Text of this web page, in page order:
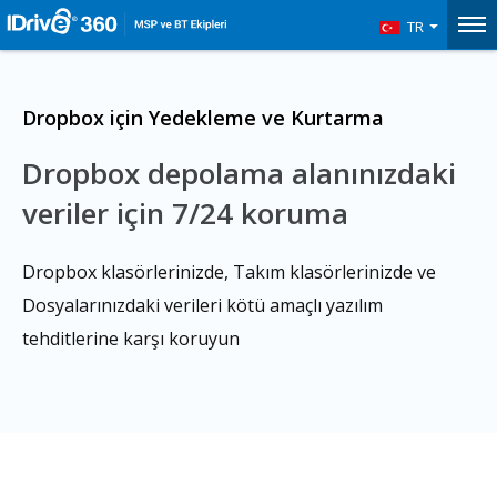
TR
Dropbox için Yedekleme ve Kurtarma
Dropbox depolama alanınızdaki
veriler için 7/24 koruma
Dropbox klasörlerinizde, Takım klasörlerinizde ve
Dosyalarınızdaki verileri kötü amaçlı yazılım
tehditlerine karşı koruyun